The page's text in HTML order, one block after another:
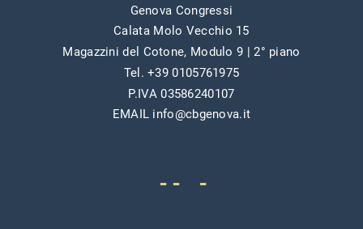
Genova Congressi
Calata Molo Vecchio 15
Magazzini del Cotone, Modulo 9 | 2° piano
Tel. +39 0105761975
P.IVA 03586240107
EMAIL info@cbgenova.it